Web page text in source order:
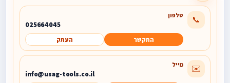
📞 טלפון
025664045
התקשר העתק
✉️ מייל
info@usag-tools.co.il